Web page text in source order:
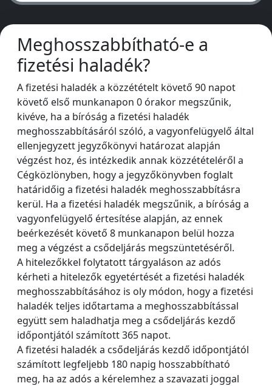
Meghosszabbítható-e a
fizetési haladék?
A fizetési haladék a közzétételt követő 90 napot
követő első munkanapon 0 órakor megszűnik,
kivéve, ha a bíróság a fizetési haladék
meghosszabbításáról szóló, a vagyonfelügyelő által
ellenjegyzett jegyzőkönyvi határozat alapján
végzést hoz, és intézkedik annak közzétételéről a
Cégközlönyben, hogy a jegyzőkönyvben foglalt
határidőig a fizetési haladék meghosszabbításra
kerül. Ha a fizetési haladék megszűnik, a bíróság a
vagyonfelügyelő értesítése alapján, az ennek
beérkezését követő 8 munkanapon belül hozza
meg a végzést a csődeljárás megszüntetéséről.
A hitelezőkkel folytatott tárgyaláson az adós
kérheti a hitelezők egyetértését a fizetési haladék
meghosszabbításához is oly módon, hogy a fizetési
haladék teljes időtartama a meghosszabbítással
együtt sem haladhatja meg a csődeljárás kezdő
időpontjától számított 365 napot.
A fizetési haladék a csődeljárás kezdő időpontjától
számított legfeljebb 180 napig hosszabbítható
meg, ha az adós a kérelemhez a szavazati joggal